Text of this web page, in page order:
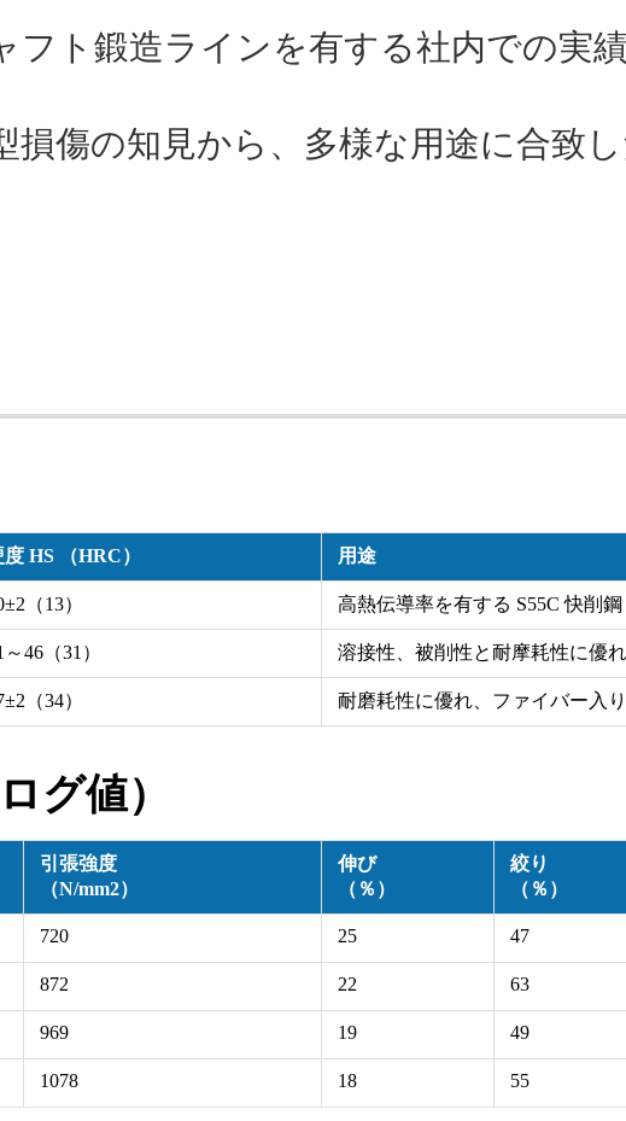
フト鍛造ラインを有する社内での実
損傷の知見から、多様な用途に合致
度 HS （HRC） 用途
（13） 高熱伝導率を有する S55C 快削鋼
～46（31） 溶接性、被削性と耐摩耗性に優
（34） 耐磨耗性に優れ、ファイバー入
グ値）
引張強度
（N/mm2）
伸び
（％）
絞り
（％）
720 25 47
872 22 63
969 19 49
1078 18 55